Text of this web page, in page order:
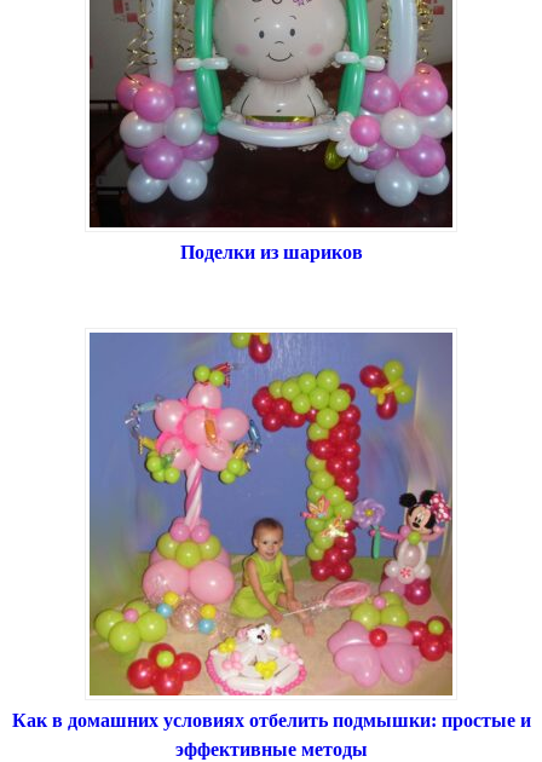
Поделки из шариков
Как в домашних условиях отбелить подмышки: простые и
эффективные методы